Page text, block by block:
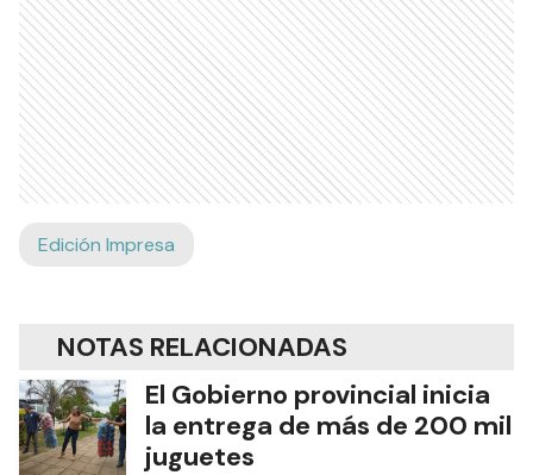
Edición Impresa
NOTAS RELACIONADAS
El Gobierno provincial inicia
la entrega de más de 200 mil
juguetes